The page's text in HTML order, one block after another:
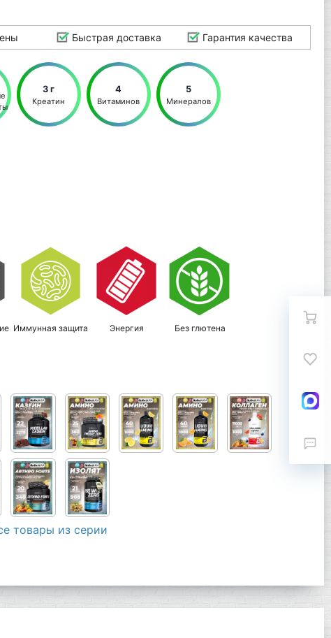
Быстрая доставка Гарантия качества
3 г
Креатин
4
Витаминов
5
Минералов
Иммунная защита Энергия Без глютена
товары из серии